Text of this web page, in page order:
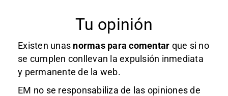
Tu opinión
Existen unas normas para comentar que si no
se cumplen conllevan la expulsión inmediata
y permanente de la web.
EM no se responsabiliza de las opiniones de